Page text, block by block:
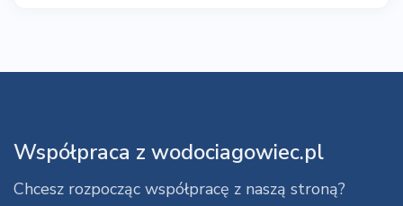
Współpraca z wodociagowiec.pl
Chcesz rozpocząc współpracę z naszą stroną?